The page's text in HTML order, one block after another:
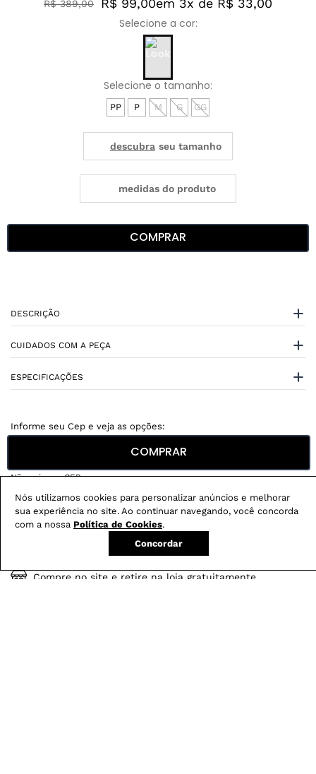
Nós utilizamos cookies para personalizar anúncios e melhorar
sua experiência no site. Ao continuar navegando, você concorda
com a nossa Política de Cookies.
Concordar
R$ 389,00 R$ 99,00em 3x de R$ 33,00
PP P M G GG
medidas do produto
COMPRAR
DESCRIÇÃO
CUIDADOS COM A PEÇA
ESPECIFICAÇÕES
Não sei meu CEP
Conheça nossosbenefícios:
Em pedidos acima de R$ 499
Compre no site e retire na loja gratuitamente
COMPRAR